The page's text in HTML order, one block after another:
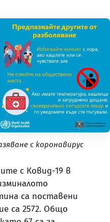
с коронавирус
с Ковид-19 в
са поставени
са 2572. Общо